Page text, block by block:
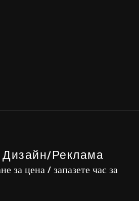
Реклама
за цена / запазете час за